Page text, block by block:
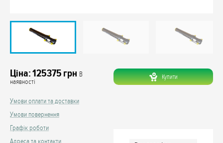
Ціна:125375 грн В
наявності
Купити
Умови оплати та доставки
Умови повернення
Графік роботи